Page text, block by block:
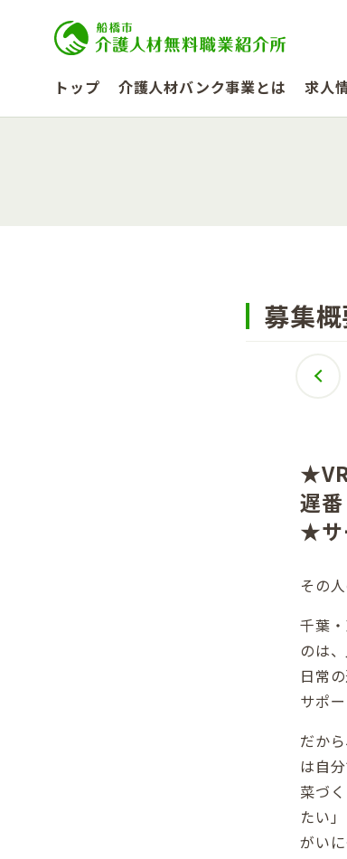
トップ 介護人材バンク事業とは 求人
募集
遅
★サ
その
千葉
のは
日常
サポ
だか
は自
菜づ
たい
がいに